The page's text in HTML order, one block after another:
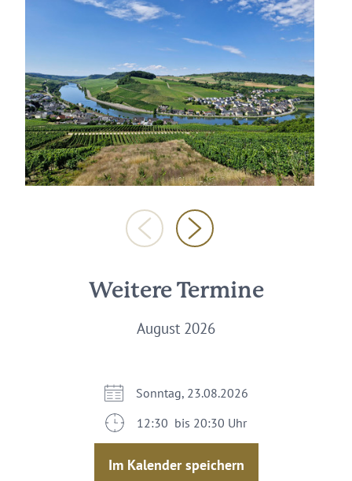
Weitere Termine
August 2026
Sonntag, 23.08.2026
12:30 bis 20:30 Uhr
Im Kalender speichern